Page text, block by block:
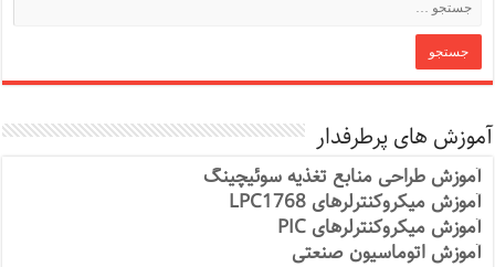
آموزش های پرطرفدار
آموزش طراحی منابع تغذیه سوئیچینگ
آموزش میکروکنترلرهای LPC1768
آموزش میکروکنترلرهای PIC
آموزش اتوماسیون صنعتی